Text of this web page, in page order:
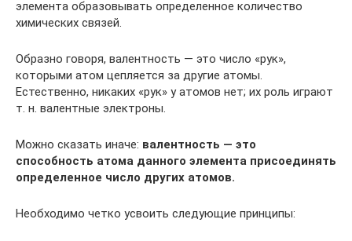
элемента образовывать определенное количество
химических связей.
Образно говоря, валентность — это число «рук»,
которыми атом цепляется за другие атомы.
Естественно, никаких «рук» у атомов нет; их роль играют
т. н. валентные электроны.
Можно сказать иначе: валентность — это
способность атома данного элемента присоединять
определенное число других атомов.
Необходимо четко усвоить следующие принципы: